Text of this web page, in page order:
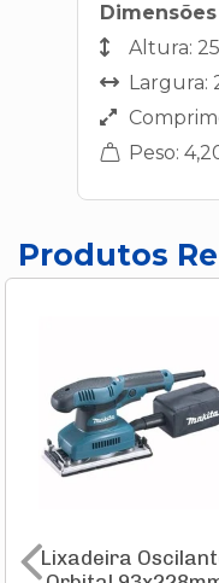
Altura:
Largura:
Peso:
Produtos
Lixadeira